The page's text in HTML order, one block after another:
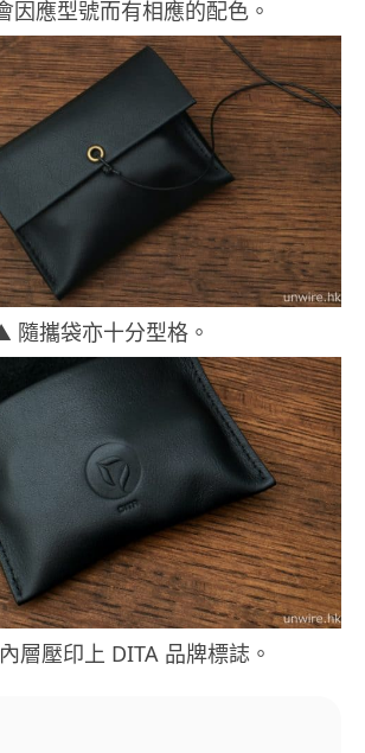
因應型號而有相應的配色。
隨攜袋亦十分型格。
層壓印上 DITA 品牌標誌。